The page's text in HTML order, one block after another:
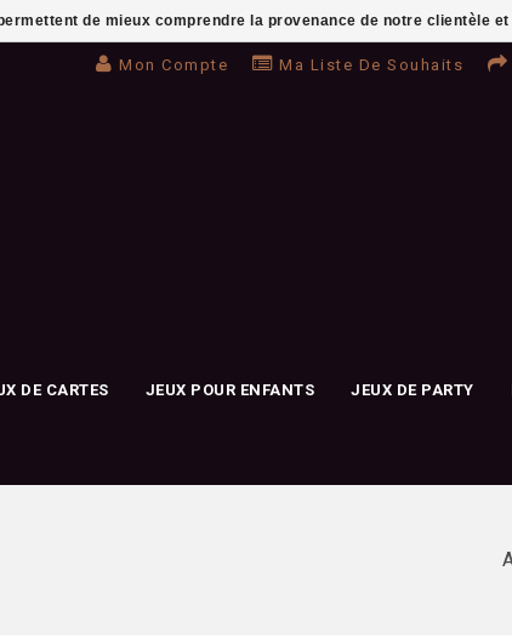
Mon Compte Ma Liste De Souhaits
DE CARTES JEUX POUR ENFANTS JEUX DE PARTY
de mieux comprendre la provenance de notre clientèle